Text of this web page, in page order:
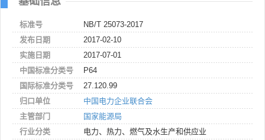
标准号
NB/T 25073-2017
发布日期
2017-02-10
实施日期
2017-07-01
中国标准分类号
P64
国际标准分类号
27.120.99
归口单位
中国电力企业联合会
主管部门
国家能源局
行业分类
电力、热力、燃气及水生产和供应业